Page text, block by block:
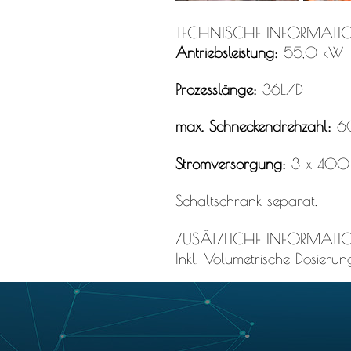
TECHNISCHE
Antriebsleistung: 55,0 kW
Prozesslänge: 36L/D
max. Schneckendrehzahl:
Stromversorgung: 3 x 400
Schaltschrank separat.
ZUSÄTZLICHE
Inkl. Volumetrische